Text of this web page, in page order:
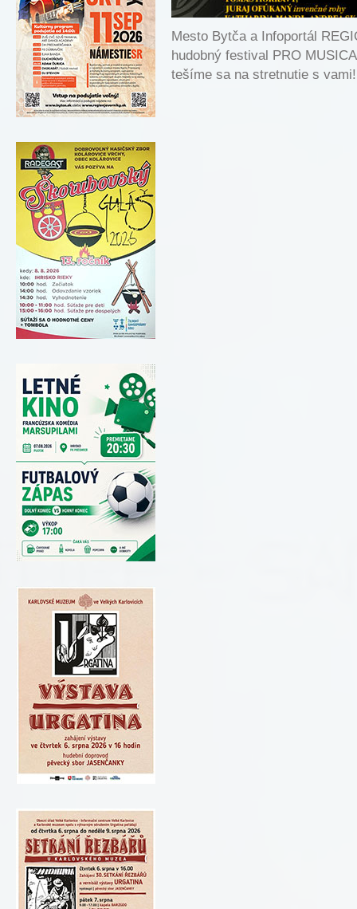
Mesto Bytča a Infoportál
hudobný festival PRO
tešíme sa na stretnutie s